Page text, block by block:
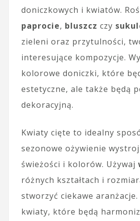
doniczkowych i kwiatów.
paprocie, bluszcz czy
zieleni oraz przytulności,
interesujące kompozycje.
kolorowe doniczki, które
estetyczne, ale także będą
dekoracyjną.
Kwiaty cięte to idealny
sezonowe ożywienie
świeżości i kolorów. Używaj
różnych kształtach i
stworzyć ciekawe
kwiaty, które będą